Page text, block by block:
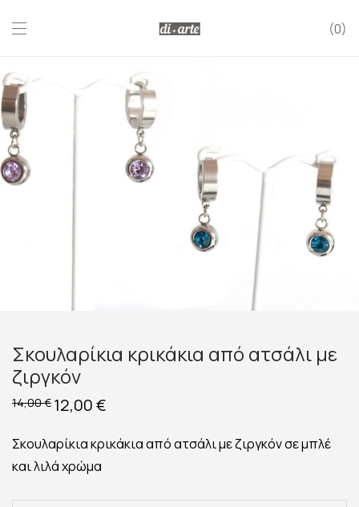
0
Σκουλαρίκια κρικάκια από ατσάλι με
ζιργκόν
14,00€ Original
price
14,00 €.
12,00€
είναι:
12,00 €.
Σκουλαρίκια κρικάκια από ατσάλι με ζιργκόν σε μπλέ
και λιλά χρώμα